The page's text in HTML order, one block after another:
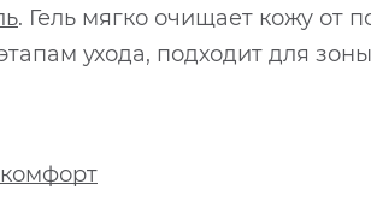
. Гель мягко очищает кожу от
ухода, подходит для зоны